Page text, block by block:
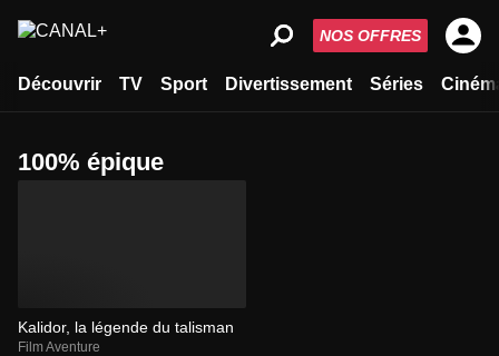
Découvrir TV Sport Divertissement Séries
NOS OFFRES
100% épique
Kalidor, la légende du talisman
Film Aventure